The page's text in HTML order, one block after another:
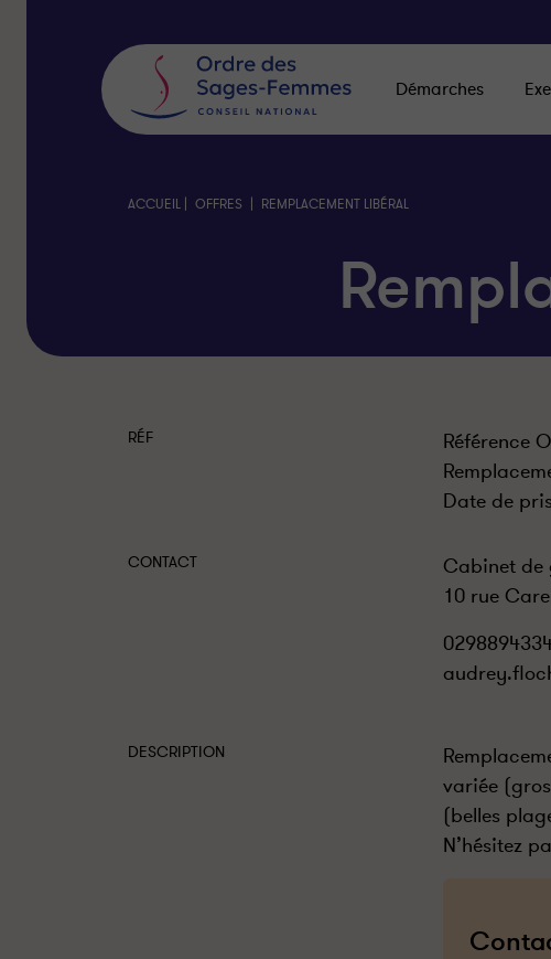
Démarches
ACCUEIL | OFFRES | REMPLACEMENT LIBÉRAL
RÉF
Référence
Date de
CONTACT
Cabinet de
10 rue
DESCRIPTION
variée
(belles
N’hésitez